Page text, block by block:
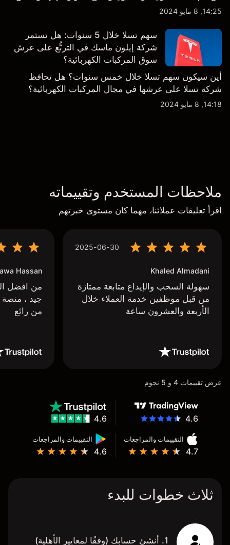
14:25, 8 مايو 2024
سهم تسلا خلال 5 سنوات: هل تستمر
شركة إيلون ماسك في التربُّع على عرش
سوق المركبات الكهربائية؟
أين سيكون سهم تسلا خلال خمس سنوات؟ هل تحافظ
شركة تسلا على عرشها في مجال المركبات الكهربائية؟
14:18, 8 مايو 2024
ملاحظات المستخدم وتقييماته
اقرأ تعليقات عملائنا، مهما كان مستوى خبرتهم
2025-06-30
Khaled Almadani
سهولة السحب والإيداع متابعة ممتازة
من قبل موظفين خدمة العملاء خلال
الأربعة والعشرون ساعة
Hassan
من افضل
جيد ،
من رائع
عرض تقييمات 4 و 5 نجوم
4.6
التقييمات والمراجعات
4.7
التقييمات والمراجعات
4.6
4.6
ثلاث خطوات للبدء
1. أنشئ حسابك (وفقًا لمعايير الأهلية)